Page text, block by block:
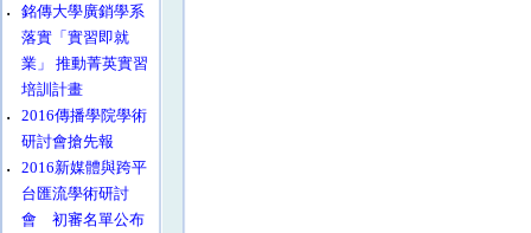
‧
銘傳大學廣銷學系
落實「實習即就
業」 推動菁英實習
培訓計畫
‧
2016傳播學院學術
研討會搶先報
‧
2016新媒體與跨平
台匯流學術研討
會 初審名單公布